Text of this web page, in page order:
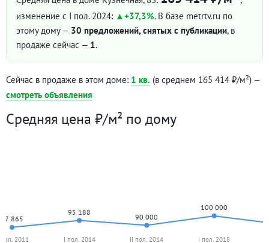
изменение с I пол. 2024:
+37,3%. В базе metrtv.ru по
этому дому — 30 предложений, снятых с публикации, в
продаже сейчас — 1.
Сейчас в продаже в этом доме: 1 кв. (в среднем 165 414 ₽/м²) —
смотреть объявления
Средняя цена ₽/м² по дому
87 865
95 188
90 000
100 000
2011 I пол. 2014 II пол. 2014 I пол. 2018